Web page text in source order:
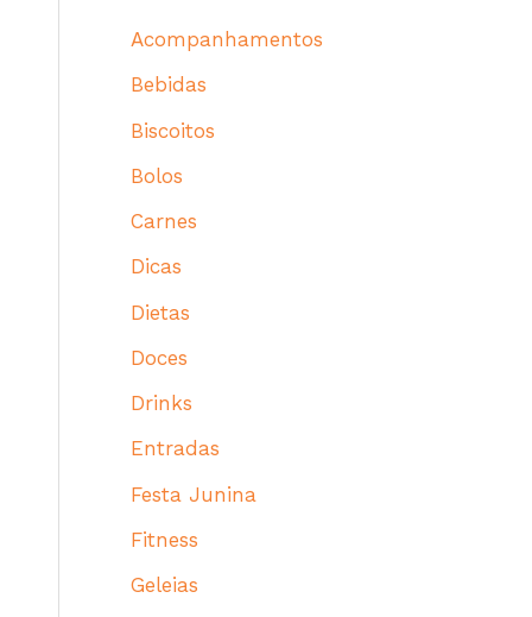
Acompanhamentos
Bebidas
Biscoitos
Bolos
Carnes
Dicas
Dietas
Doces
Drinks
Entradas
Festa Junina
Fitness
Geleias